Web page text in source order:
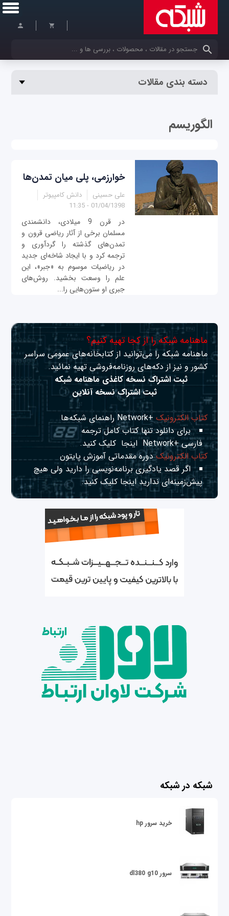
کلمات کلیدی خود را وارد کنید
دسته بندی مقالات
الگوریسم
خوارزمی، پلی میان تمدن‌ها
علی حسینی
دانش کامپیوتر
01/04/1398 - 11:35
در قرن 9 میلادی، دانشمندی
مسلمان برخی از آثار ریاضی قرون و
تمدن‌های گذشته را گردآوری و
ترجمه کرد و با ایجاد شاخه‌ای جدید
در ریاضیات موسوم به «جبر»، این
علم را وسعت بخشید. روش‌های
جبری او ستون‌هایی را...
ماهنامه شبکه را از کجا تهیه کنیم؟
ماهنامه شبکه را می‌توانید از کتابخانه‌های عمومی سراسر
کشور و نیز از دکه‌های روزنامه‌فروشی تهیه نمائید.
ثبت اشتراک نسخه کاغذی ماهنامه شبکه
ثبت اشتراک نسخه آنلاین
کتاب الکترونیک+Network راهنمای شبکه‌ها
برای دانلود تنها کتاب کامل ترجمه
فارسی +Network
اینجا کلیک کنید.
کتاب الکترونیکدوره مقدماتی آموزش پایتون
اگر قصد یادگیری برنامه‌نویسی را دارید ولی هیچ
پیش‌زمینه‌ای نداریداینجا کلیک کنید.
شبکه در شبکه
خرید سرور hp
سرور dl380 g10